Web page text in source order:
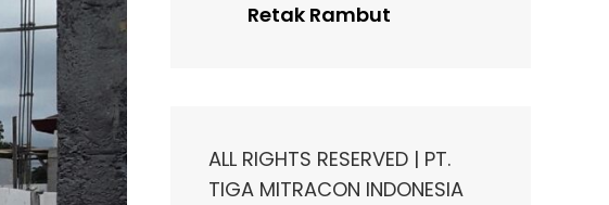
Retak Rambut
ALL RIGHTS RESERVED | PT.
TIGA MITRACON INDONESIA